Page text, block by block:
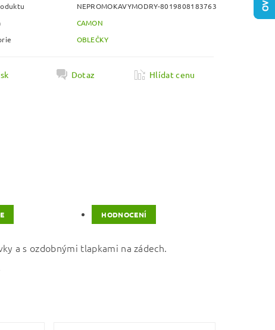
NEPROMOKAVYMODRY-8019808183763
CAMON
OBLEČKY
Dotaz Hlídat cenu
HODNOCENÍ
a s ozdobnými tlapkami na zádech.